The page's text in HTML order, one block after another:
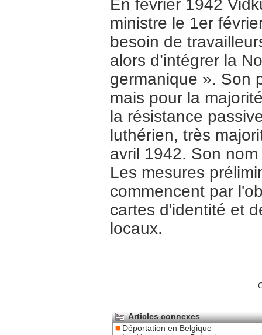
En février 1942
ministre le 1er
besoin de
alors d’intégrer la
germanique ». Son
mais pour la
la résistance
luthérien, très
avril 1942. Son
Les mesures
commencent par
cartes d'identité et
locaux.
Articles connexes
Déportation en Belgique